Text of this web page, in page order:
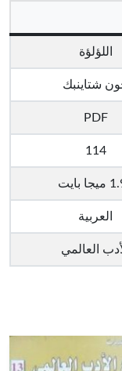
اللؤلؤة
شتاينبك
PDF
114
بايت
العربية
العالمي